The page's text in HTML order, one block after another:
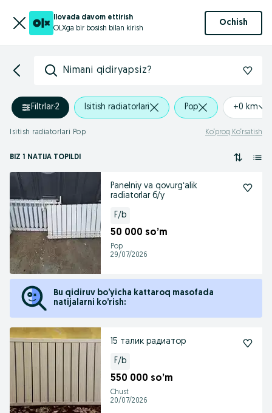
Ilovada davom ettirish
OLXga bir bosish bilan kirish
Ochish
Nimani qidiryapsiz?
Filtrlar·2 Isitish radiatorlari Pop +0 km
Isitish radiatorlari Pop Ko‘proq Ko‘rsatish
BIZ 1 NATIJA TOPILDI
Panelniy va qovurgʻalik
radiatorlar б/у
F/b
50 000 so’m
Pop
29/07/2026
Bu qidiruv bo’yicha kattaroq masofada
natijalarni ko’rish:
15 талик радиатор
F/b
550 000 so’m
Chust
20/07/2026